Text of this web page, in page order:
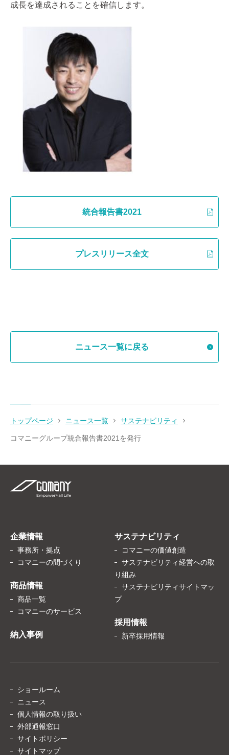
成長を達成されることを確信します。
統合報告書2021
プレスリリース全文
ニュース一覧に戻る
トップページ ニュース一覧 サステナビリティ
コマニーグループ統合報告書2021を発行
企業情報
事務所・拠点
コマニーの間づくり
商品情報
商品一覧
コマニーのサービス
納入事例
サステナビリティ
コマニーの価値創造
サステナビリティ経営への取
り組み
サステナビリティサイトマッ
プ
採用情報
新卒採用情報
ショールーム
ニュース
個人情報の取り扱い
外部通報窓口
サイトポリシー
サイトマップ